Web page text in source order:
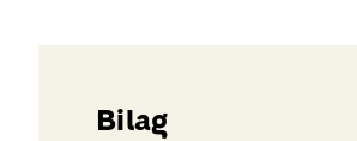
Bilag